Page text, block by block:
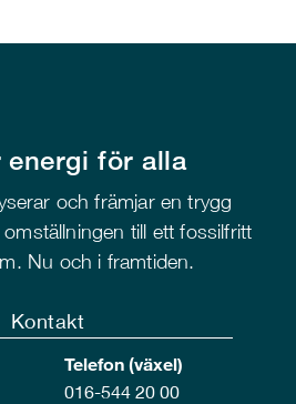
energi för alla
och främjar en trygg
till ett fossilfritt
Nu och i framtiden.
Kontakt
Telefon (växel)
016-544 20 00